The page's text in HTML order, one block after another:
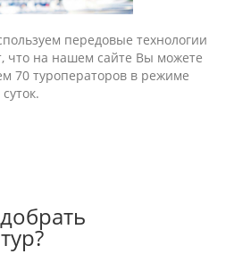
И АПОСТИЛЬ
передовые технологии
что на нашем сайте Вы можете
70 туроператоров в режиме